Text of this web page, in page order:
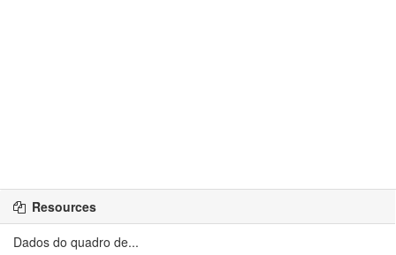
Resources
Dados do quadro de...